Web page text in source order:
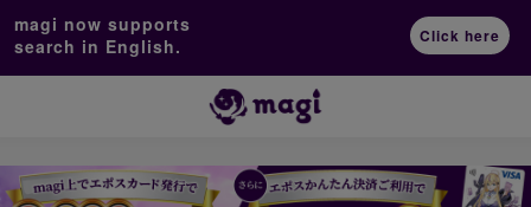
magi now supports
search in English.
Click here